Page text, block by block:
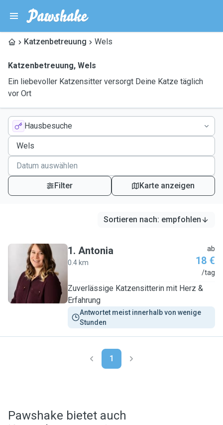
Katzenbetreuung Wels
Katzenbetreuung, Wels
Ein liebevoller Katzensitter versorgt Deine Katze täglich
vor Ort
Hausbesuche
Filter Karte anzeigen
Sortieren nach: empfohlen
A
1. Antonia
0.4 km
ab
18 €
/tag
Zuverlässige Katzensitterin mit Herz &
Erfahrung
Antwortet meist innerhalb von wenige
Stunden
1
Pawshake bietet auch